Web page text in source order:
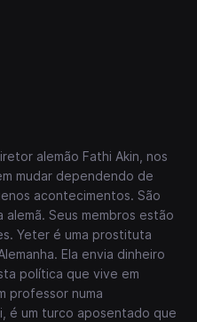
alemão Fathi Akin, nos
mudar dependendo de
acontecimentos. São
alemã. Seus membros estão
Yeter é uma prostituta
Ela envia dinheiro
política que vive em
professor numa
é um turco aposentado que